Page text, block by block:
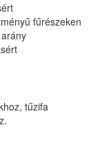
fűrészeken
tűzifa